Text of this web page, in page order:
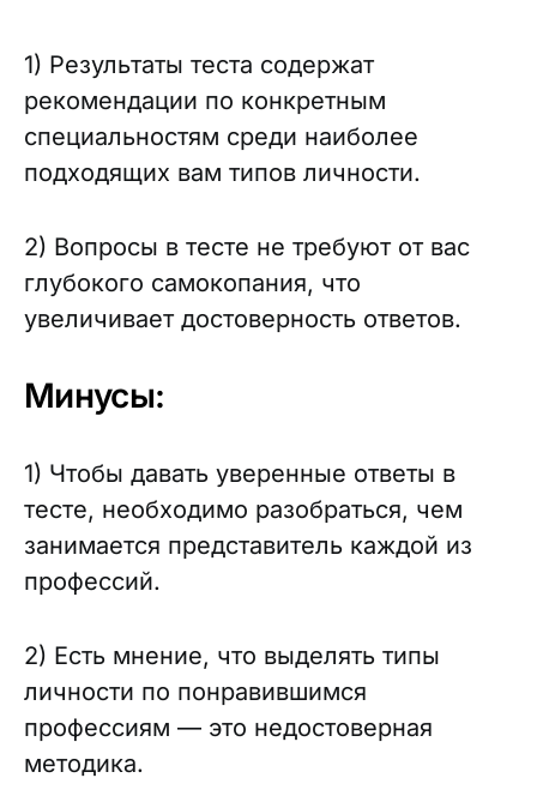
1) Результаты теста содержат
рекомендации по конкретным
специальностям среди наиболее
подходящих вам типов личности.
2) Вопросы в тесте не требуют от вас
глубокого самокопания, что
увеличивает достоверность ответов.
Минусы:
1) Чтобы давать уверенные ответы в
тесте, необходимо разобраться, чем
занимается представитель каждой из
профессий.
2) Есть мнение, что выделять типы
личности по понравившимся
профессиям — это недостоверная
методика.